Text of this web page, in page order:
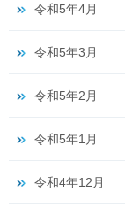
令和5年4月
令和5年3月
令和5年2月
令和5年1月
令和4年12月